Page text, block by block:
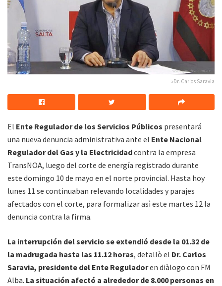
»Dr. Carlos Saravia
El Ente Regulador de los Servicios Públicos presentará
una nueva denuncia administrativa ante el Ente Nacional
Regulador del Gas y la Electricidadcontra la empresa
TransNOA, luego del corte de energía registrado durante
este domingo 10 de mayo en el norte provincial. Hasta hoy
lunes 11 se continuaban relevando localidades y parajes
afectados con el corte, para formalizar asì este martes 12 la
denuncia contra la firma.
La interrupción del servicio se extendió desde la 01.32 de
la madrugada hasta las 11.12 horas, detallò el Dr. Carlos
Saravia, presidente del Ente Reguladoren diàlogo con FM
Alba. La situación afectó a alrededor de 8.000 personas en